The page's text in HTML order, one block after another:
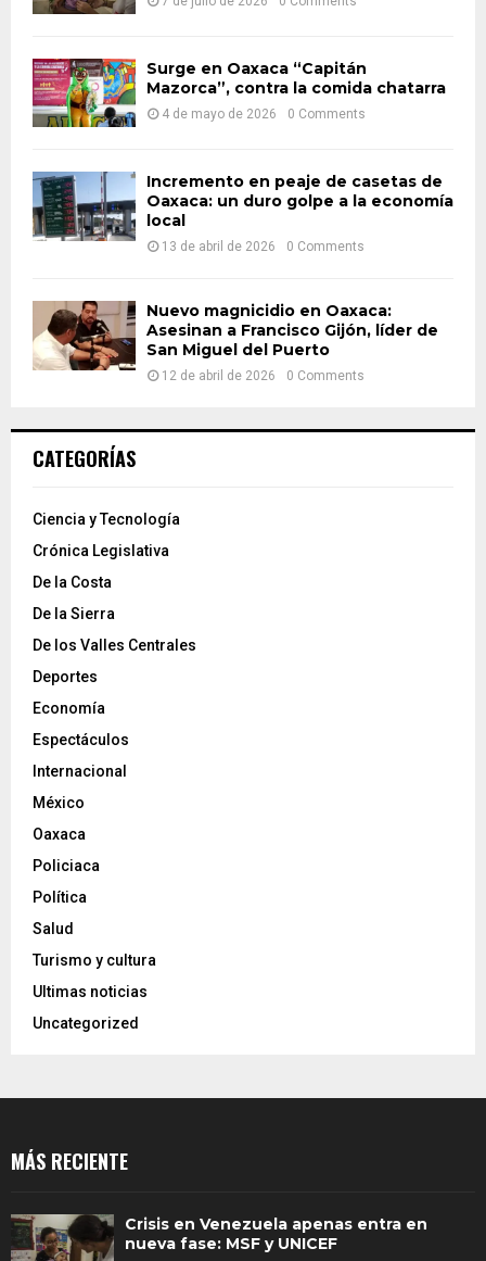
Surge en Oaxaca “Capitán
Mazorca”, contra la comida chatarra
4 de mayo de 2026 0 Comments
Incremento en peaje de casetas de
Oaxaca: un duro golpe a la economía
local
13 de abril de 2026 0 Comments
Nuevo magnicidio en Oaxaca:
Asesinan a Francisco Gijón, líder de
San Miguel del Puerto
12 de abril de 2026 0 Comments
CATEGORÍAS
Ciencia y Tecnología
Crónica Legislativa
De la Costa
De la Sierra
De los Valles Centrales
Deportes
Economía
Espectáculos
Internacional
México
Oaxaca
Policiaca
Política
Salud
Turismo y cultura
Ultimas noticias
Uncategorized
MÁS RECIENTE
Crisis en Venezuela apenas entra en
nueva fase: MSF y UNICEF